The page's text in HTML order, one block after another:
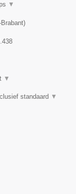
▼
)
▼
standaard ▼